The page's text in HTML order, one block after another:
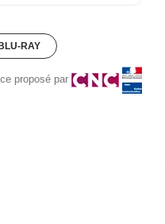
RAY
proposé par